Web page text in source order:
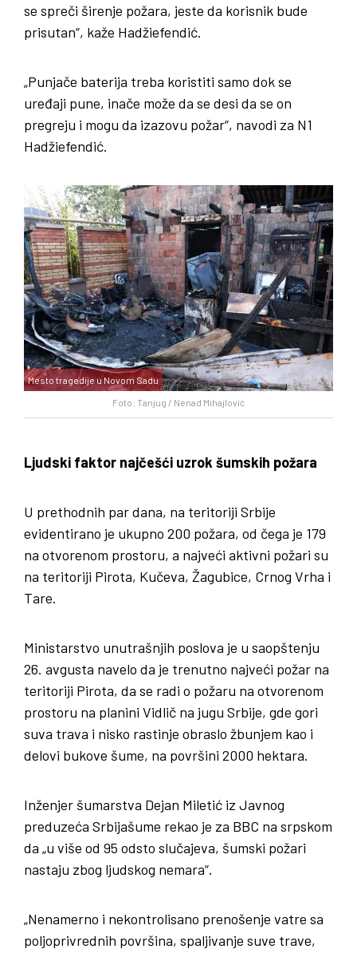
se spreči širenje požara, jeste da korisnik bude
prisutan“, kaže Hadžiefendić.
„Punjače baterija treba koristiti samo dok se
uređaji pune, inače može da se desi da se on
pregreju i mogu da izazovu požar“, navodi za N1
Hadžiefendić.
Foto: Tanjug / Nenad Mihajlović
Mesto tragedije u Novom Sadu
Ljudski faktor najčešći uzrok šumskih požara
U prethodnih par dana, na teritoriji Srbije
evidentirano je ukupno 200 požara, od čega je 179
na otvorenom prostoru, a najveći aktivni požari su
na teritoriji Pirota, Kučeva, Žagubice, Crnog Vrha i
Tare.
Ministarstvo unutrašnjih poslova je u saopštenju
26. avgusta navelo da je trenutno najveći požar na
teritoriji Pirota, da se radi o požaru na otvorenom
prostoru na planini Vidlič na jugu Srbije, gde gori
suva trava i nisko rastinje obraslo žbunjem kao i
delovi bukove šume, na površini 2000 hektara.
Inženjer šumarstva Dejan Miletić iz Javnog
preduzeća Srbijašume rekao je za BBC na srpskom
da „u više od 95 odsto slučajeva, šumski požari
nastaju zbog ljudskog nemara“.
„Nenamerno i nekontrolisano prenošenje vatre sa
poljoprivrednih površina, spaljivanje suve trave,